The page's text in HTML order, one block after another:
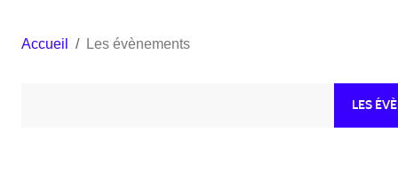
Accueil Les évènements
LES